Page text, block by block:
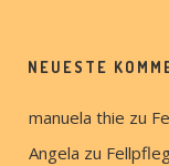
NEUESTE
manuela thie zu
Angela zu